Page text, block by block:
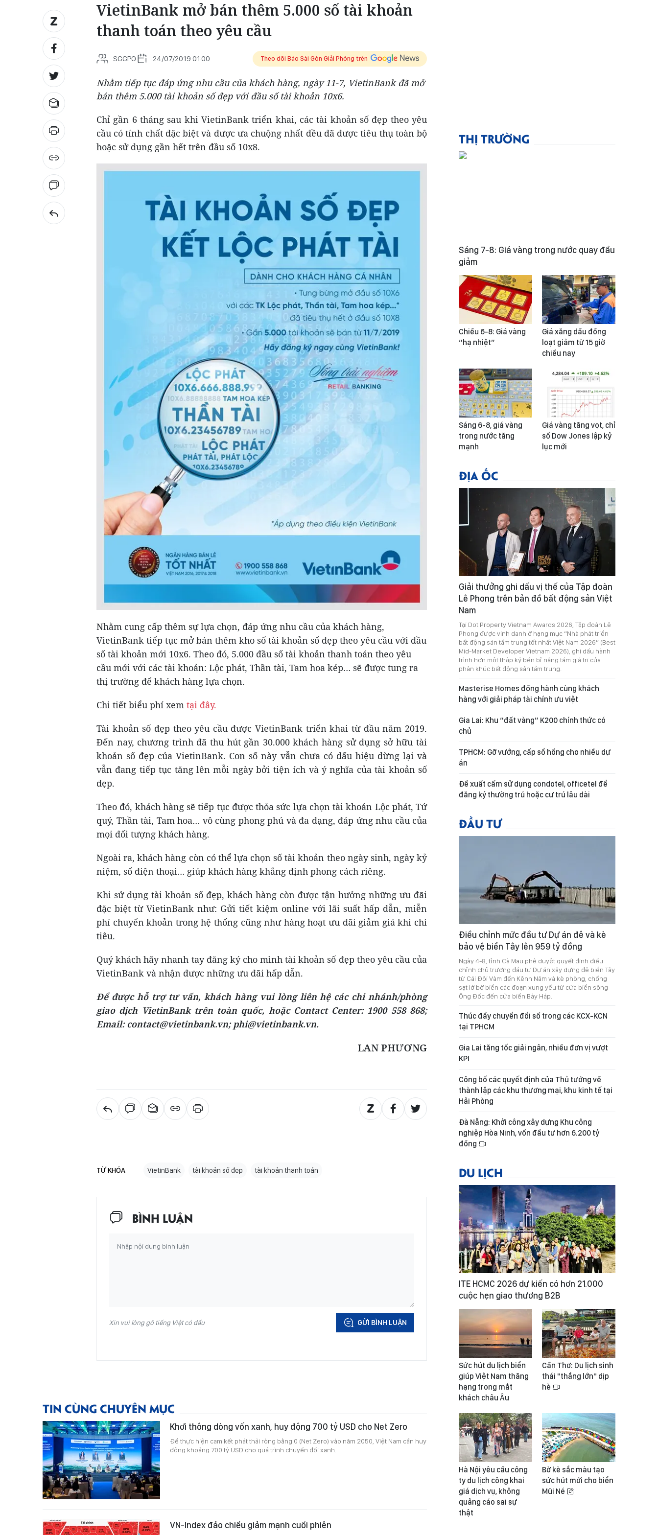
VietinBank mở bán thêm 5.000 số tài khoản
thanh toán theo yêu cầu
SGGPO 24/07/2019 01:00 Theo dõi Báo Sài Gòn Giải Phóng trên
Nhằm tiếp tục đáp ứng nhu cầu của khách hàng, ngày 11-7, VietinBank đã mở
bán thêm 5.000 tài khoản số đẹp với đầu số tài khoản 10x6.
Chỉ gần 6 tháng sau khi VietinBank triển khai, các tài khoản số đẹp theo yêu
cầu có tính chất đặc biệt và được ưa chuộng nhất đều đã được tiêu thụ toàn bộ
hoặc sử dụng gần hết trên đầu số 10x8.
Nhằm cung cấp thêm sự lựa chọn, đáp ứng nhu cầu của khách hàng,
VietinBank tiếp tục mở bán thêm kho số tài khoản số đẹp theo yêu cầu với đầu
số tài khoản mới 10x6. Theo đó, 5.000 đầu số tài khoản thanh toán theo yêu
cầu mới với các tài khoản: Lộc phát, Thần tài, Tam hoa kép… sẽ được tung ra
thị trường để khách hàng lựa chọn.
Chi tiết biểu phí xem tại đây.
Tài khoản số đẹp theo yêu cầu được VietinBank triển khai từ đầu năm 2019.
Đến nay, chương trình đã thu hút gần 30.000 khách hàng sử dụng sở hữu tài
khoản số đẹp của VietinBank. Con số này vẫn chưa có dấu hiệu dừng lại và
vẫn đang tiếp tục tăng lên mỗi ngày bởi tiện ích và ý nghĩa của tài khoản số
đẹp.
Theo đó, khách hàng sẽ tiếp tục được thỏa sức lựa chọn tài khoản Lộc phát, Tứ
quý, Thần tài, Tam hoa… vô cùng phong phú và đa dạng, đáp ứng nhu cầu của
mọi đối tượng khách hàng.
Ngoài ra, khách hàng còn có thể lựa chọn số tài khoản theo ngày sinh, ngày kỷ
niệm, số điện thoại… giúp khách hàng khẳng định phong cách riêng.
Khi sử dụng tài khoản số đẹp, khách hàng còn được tận hưởng những ưu đãi
đặc biệt từ VietinBank như: Gửi tiết kiệm online với lãi suất hấp dẫn, miễn
phí chuyển khoản trong hệ thống cũng như hàng hoạt ưu đãi giảm giá khi chi
tiêu.
Quý khách hãy nhanh tay đăng ký cho mình tài khoản số đẹp theo yêu cầu của
VietinBank và nhận được những ưu đãi hấp dẫn.
Để được hỗ trợ tư vấn, khách hàng vui lòng liên hệ các chi nhánh/phòng
giao dịch VietinBank trên toàn quốc, hoặc Contact Center: 1900 558 868;
Email: contact@vietinbank.vn; phi@vietinbank.vn.
LAN PHƯƠNG
TỪ KHÓA VietinBank tài khoản số đẹp tài khoản thanh toán
BÌNH LUẬN
Xin vui lòng gõ tiếng Việt có dấu GỬI BÌNH LUẬN
TIN CÙNG CHUYÊN MỤC
Khơi thông dòng vốn xanh, huy động 700 tỷ USD cho Net Zero
Để thực hiện cam kết phát thải ròng bằng 0 (Net Zero) vào năm 2050, Việt Nam cần huy
động khoảng 700 tỷ USD cho quá trình chuyển đổi xanh.
VN-Index đảo chiều giảm mạnh cuối phiên
THỊ TRƯỜNG
Sáng 7-8: Giá vàng trong nước quay đầu
giảm
Chiều 6-8: Giá vàng
“hạ nhiệt”
Giá xăng dầu đồng
loạt giảm từ 15 giờ
chiều nay
Sáng 6-8, giá vàng
trong nước tăng
mạnh
Giá vàng tăng vọt, chỉ
số Dow Jones lập kỷ
lục mới
ĐỊA ỐC
Giải thưởng ghi dấu vị thế của Tập đoàn
Lê Phong trên bản đồ bất động sản Việt
Nam
Tại Dot Property Vietnam Awards 2026, Tập đoàn Lê
Phong được vinh danh ở hạng mục “Nhà phát triển
bất động sản tầm trung tốt nhất Việt Nam 2026” (Best
Mid-Market Developer Vietnam 2026), ghi dấu hành
trình hơn một thập kỷ bền bỉ nâng tầm giá trị của
phân khúc bất động sản tầm trung.
Masterise Homes đồng hành cùng khách
hàng với giải pháp tài chính ưu việt
Gia Lai: Khu “đất vàng” K200 chính thức có
chủ
TPHCM: Gỡ vướng, cấp sổ hồng cho nhiều dự
án
Đề xuất cấm sử dụng condotel, officetel để
đăng ký thường trú hoặc cư trú lâu dài
ĐẦU TƯ
Điều chỉnh mức đầu tư Dự án đê và kè
bảo vệ biển Tây lên 959 tỷ đồng
Ngày 4-8, tỉnh Cà Mau phê duyệt quyết định điều
chỉnh chủ trương đầu tư Dự án xây dựng đê biển Tây
từ Cái Đôi Vàm đến Kênh Năm và kè phòng, chống
sạt lở bờ biển các đoạn xung yếu từ cửa biển sông
Ông Đốc đến cửa biển Bảy Háp.
Thúc đẩy chuyển đổi số trong các KCX-KCN
tại TPHCM
Gia Lai tăng tốc giải ngân, nhiều đơn vị vượt
KPI
Công bố các quyết định của Thủ tướng về
thành lập các khu thương mại, khu kinh tế tại
Hải Phòng
Đà Nẵng: Khởi công xây dựng Khu công
nghiệp Hòa Ninh, vốn đầu tư hơn 6.200 tỷ
đồng
DU LỊCH
ITE HCMC 2026 dự kiến có hơn 21.000
cuộc hẹn giao thương B2B
Sức hút du lịch biển
giúp Việt Nam thăng
hạng trong mắt
khách châu Âu
Cần Thơ: Du lịch sinh
thái "thắng lớn" dịp
hè
Hà Nội yêu cầu công
ty du lịch công khai
giá dịch vụ, không
quảng cáo sai sự
thật
Bờ kè sắc màu tạo
sức hút mới cho biển
Mũi Né